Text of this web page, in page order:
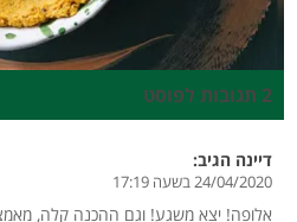
2 תגובות לפוסט
דיינה הגיב:
24/04/2020 בשעה 17:19
אלופה! יצא משגע! וגם ההכנה קלה,